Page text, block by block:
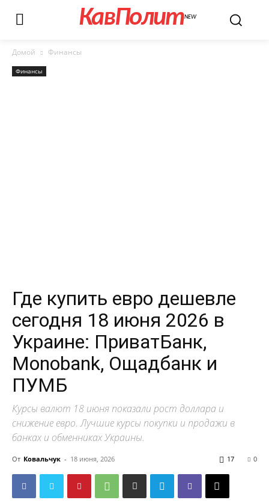
КавПолитNEW
Домой Финансы
Финансы
Где купить евро дешевле
сегодня 18 июня 2026 в
Украине: ПриватБанк,
Monobank, Ощадбанк и
ПУМБ
Курсы валют 18 июня показали рост доллара и
снижение евро. Лучшие курсы покупки и продажи в
банках и обменниках Украины.
От Ковальчук - 18 июня, 2026 0
17